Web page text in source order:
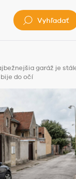
Vyhľadať
garáž je
do očí